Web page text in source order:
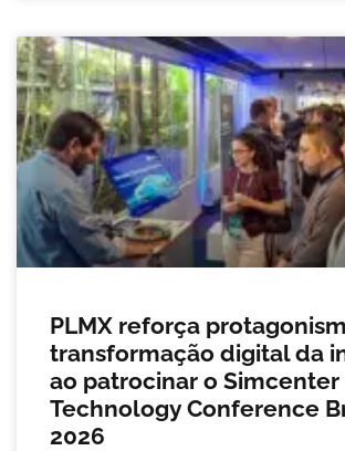
PLMX reforça
transformação digital da
ao patrocinar o Simcenter
Technology Conference
2026